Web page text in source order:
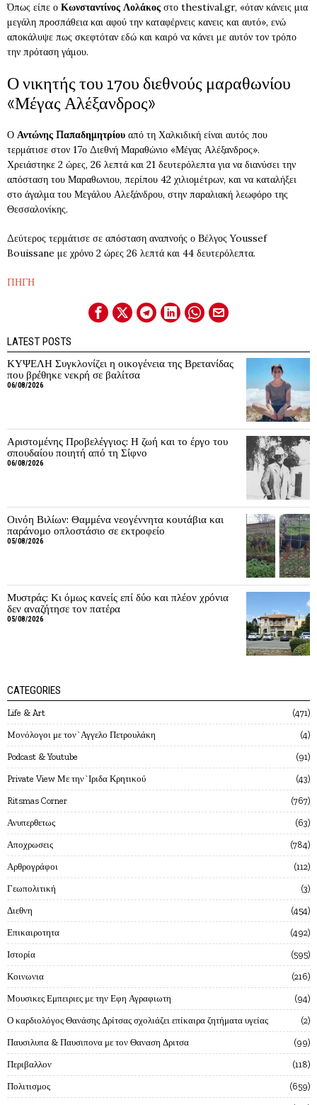
Όπως είπε ο Κωνσταντίνος Λολάκος στο thestival.gr, «όταν κάνεις μια
μεγάλη προσπάθεια και αφού την καταφέρνεις κανεις και αυτό», ενώ
αποκάλυψε πως σκεφτόταν εδώ και καιρό να κάνει με αυτόν τον τρόπο
την πρόταση γάμου.
Ο νικητής του 17ου διεθνούς μαραθωνίου
«Μέγας Αλέξανδρος»
Ο Αντώνης Παπαδημητρίου από τη Χαλκιδική είναι αυτός που
τερμάτισε στον 17ο Διεθνή Μαραθώνιο «Μέγας Αλέξανδρος».
Χρειάστηκε 2 ώρες, 26 λεπτά και 21 δευτερόλεπτα για να διανύσει την
απόσταση του Μαραθωνιου, περίπου 42 χιλιομέτρων, και να καταλήξει
στο άγαλμα του Μεγάλου Αλεξάνδρου, στην παραλιακή λεωφόρο της
Θεσσαλονίκης.
Δεύτερος τερμάτισε σε απόσταση αναπνοής ο Βέλγος Youssef
Bouissane με χρόνο 2 ώρες 26 λεπτά και 44 δευτερόλεπτα.
ΠΗΓΗ
LATEST POSTS
ΚΥΨΕΛΗ Συγκλονίζει η οικογένεια της Βρετανίδας
που βρέθηκε νεκρή σε βαλίτσα
06/08/2026
Αριστομένης Προβελέγγιος: Η ζωή και το έργο του
σπουδαίου ποιητή από τη Σίφνο
06/08/2026
Οινόη Βιλίων: Θαμμένα νεογέννητα κουτάβια και
παράνομο οπλοστάσιο σε εκτροφείο
05/08/2026
Μυστράς: Κι όμως κανείς επί δύο και πλέον χρόνια
δεν αναζήτησε τον πατέρα
05/08/2026
CATEGORIES
Life & Art 471
Mονόλογοι με τον`Αγγελο Πετρουλάκη 4
Podcast & Youtube 91
Private View Με την`Ιριδα Κρητικού 43
Ritsmas Corner 767
Ανυπερθετως 63
Αποχρωσεις 784
Αρθρογράφοι 112
Γεωπολιτική 3
Διεθνη 454
Επικαιροτητα 492
Ιστορία 595
Κοινωνια 216
Μουσικες Εμπειριες με την Εφη Αγραφιωτη 94
Ο καρδιολόγος Θανάσης Δρίτσας σχολιάζει επίκαιρα ζητήματα υγείας 2
Παυσιλυπα & Παυσιπονα με τον Θαναση Δριτσα 99
Περιβαλλον 118
Πολιτισμος 659